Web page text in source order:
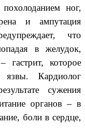
ног,
и ампутация
что
в желудок,
гастрит, которое
Кардиолог
сужения
органов – в
боли в сердце,